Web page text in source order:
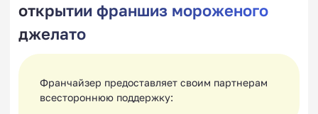
открытии франшиз мороженого
джелато
Франчайзер предоставляет своим партнерам
всестороннюю поддержку: